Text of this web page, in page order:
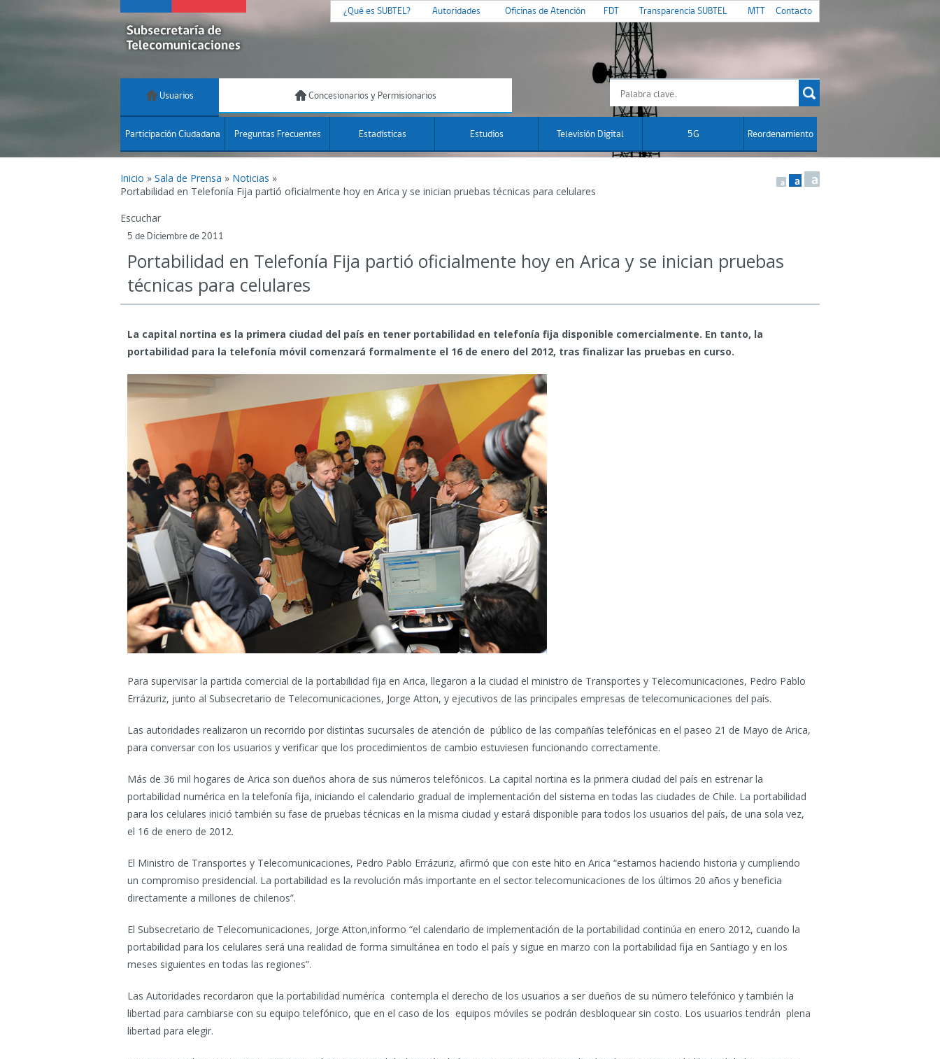
¿Qué es SUBTEL? Autoridades Oficinas de Atención FDT Transparencia SUBTEL MTT Contacto
Usuarios Concesionarios y Permisionarios
Participación Ciudadana Preguntas Frecuentes Estadísticas Estudios Televisión Digital 5G Reordenamiento
Inicio » Sala de Prensa » Noticias »
Portabilidad en Telefonía Fija partió oficialmente hoy en Arica y se inician pruebas técnicas para celulares
a a a
Escuchar
5 de Diciembre de 2011
Portabilidad en Telefonía Fija partió oficialmente hoy en Arica y se inician pruebas
técnicas para celulares
La capital nortina es la primera ciudad del país en tener portabilidad en telefonía fija disponible comercialmente. En tanto, la
portabilidad para la telefonía móvil comenzará formalmente el 16 de enero del 2012, tras finalizar las pruebas en curso.
Para supervisar la partida comercial de la portabilidad fija en Arica, llegaron a la ciudad el ministro de Transportes y Telecomunicaciones, Pedro Pablo
Errázuriz, junto al Subsecretario de Telecomunicaciones, Jorge Atton, y ejecutivos de las principales empresas de telecomunicaciones del país.
Las autoridades realizaron un recorrido por distintas sucursales de atención de público de las compañías telefónicas en el paseo 21 de Mayo de Arica,
para conversar con los usuarios y verificar que los procedimientos de cambio estuviesen funcionando correctamente.
Más de 36 mil hogares de Arica son dueños ahora de sus números telefónicos. La capital nortina es la primera ciudad del país en estrenar la
portabilidad numérica en la telefonía fija, iniciando el calendario gradual de implementación del sistema en todas las ciudades de Chile. La portabilidad
para los celulares inició también su fase de pruebas técnicas en la misma ciudad y estará disponible para todos los usuarios del país, de una sola vez,
el 16 de enero de 2012.
El Ministro de Transportes y Telecomunicaciones, Pedro Pablo Errázuriz, afirmó que con este hito en Arica “estamos haciendo historia y cumpliendo
un compromiso presidencial. La portabilidad es la revolución más importante en el sector telecomunicaciones de los últimos 20 años y beneficia
directamente a millones de chilenos”.
El Subsecretario de Telecomunicaciones, Jorge Atton,informo “el calendario de implementación de la portabilidad continúa en enero 2012, cuando la
portabilidad para los celulares será una realidad de forma simultánea en todo el país y sigue en marzo con la portabilidad fija en Santiago y en los
meses siguientes en todas las regiones”.
Las Autoridades recordaron que la portabilidad numérica contempla el derecho de los usuarios a ser dueños de su número telefónico y también la
libertad para cambiarse con su equipo telefónico, que en el caso de los equipos móviles se podrán desbloquear sin costo. Los usuarios tendrán plena
libertad para elegir.